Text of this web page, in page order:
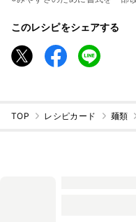
このレシピをシェアする
TOP レシピカード 麺類